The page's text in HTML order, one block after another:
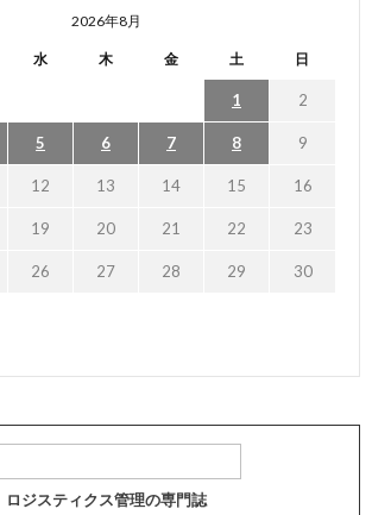
2026年8月
水 木 金 土 日
1 2
5 6 7 8 9
12 13 14 15 16
19 20 21 22 23
26 27 28 29 30
ロジスティクス管理の専門誌